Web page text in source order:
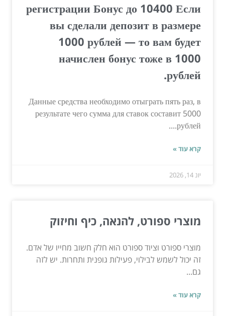
регистрации Бонус до 10400 Если
вы сделали депозит в размере
1000 рублей — то вам будет
начислен бонус тоже в 1000
рублей.
Данные средства необходимо отыграть пять раз, в
результате чего сумма для ставок составит 5000
рублей....
קרא עוד »
יונ 14, 2026
מוצרי ספורט, להנאה, כיף וחיזוק
מוצרי ספורט וציוד ספורט הוא חלק חשוב מחייו של אדם.
זה יכול לשמש לבילוי, פעילות גופנית ותחרות. יש לזה
גם...
קרא עוד »